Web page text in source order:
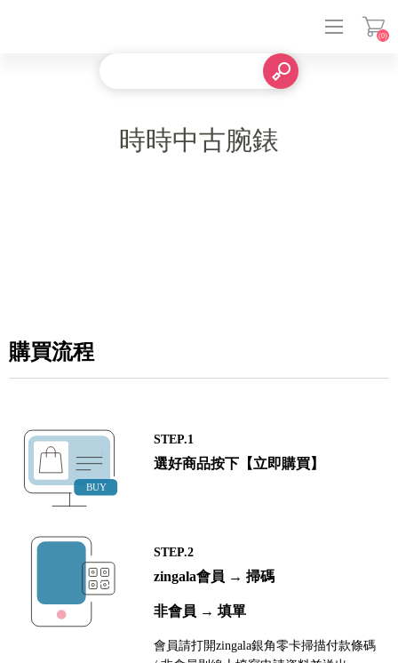
(0)
時時中古腕錶
購買流程
STEP.1
選好商品按下【立即購買】
STEP.2
zingala會員 → 掃碼
非會員 → 填單
會員請打開zingala銀角零卡掃描付款條碼